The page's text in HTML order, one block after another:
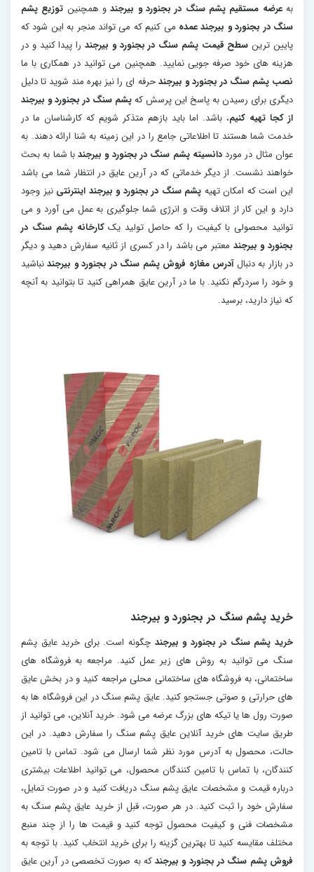
بهعرضه مستقیم پشم سنگ در بجنورد و بیرجند و همچنین توزیع پشم
سنگ در بجنورد و بیرجند عمده می کنیم که می تواند منجر به این شود که
پایین ترین سطح قیمت پشم سنگ در بجنورد و بیرجند را پیدا کنید و در
هزینه های خود صرفه جویی نمایید. همچنین می توانید در همکاری با ما
نصب پشم سنگ در بجنورد و بیرجندحرفه ای را نیز بهره مند شوید تا دلیل
دیگری برای رسیدن به پاسخ این پرسش کهپشم سنگ در بجنورد و بیرجند
از کجا تهیه کنیم، باشد. اما باید بازهم متذکر شویم که کارشناسان ما در
خدمت شما هستند تا اطلاعاتی جامع را در این زمینه به شنا ارائه دهند. به
عوان مثال در مورددانسیته پشم سنگ در بجنورد و بیرجندبا شما به بحث
خواهند نشست. از دیگر خدماتی که در آرین عایق در انتظار شما می باشد
این است که امکان تهیه پشم سنگ در بجنورد و بیرجند اینترنتی نیز وجود
دارد و این کار از اتلاف وقت و انرژی شما جلوگیری به عمل می آورد و می
توانید محصولی با کیفیت را که حاصل تولید یککارخانه پشم سنگ در
بجنورد و بیرجند معتبر می باشد را در کسری از ثانیه سفارش دهید و دیگر
در بازار به دنبالآدرس مغازه فروش پشم سنگ در بجنورد و بیرجندنباشید
و خود را سردرگم نکنید. با ما در آرین عایق همراهی کنید تا بتوانید به آنچه
که نیاز دارید، برسید.
خرید پشم سنگ در بجنورد و بیرجند
خرید پشم سنگ در بجنورد و بیرجندچگونه است. برای خرید عایق پشم
سنگ می توانید به روش های زیر عمل کنید. مراجعه به فروشگاه های
ساختمانی، به فروشگاه های ساختمانی محلی مراجعه کنید و در بخش عایق
های حرارتی و صوتی جستجو کنید. عایق پشم سنگ در این فروشگاه ها به
صورت رول ها یا تیکه های بزرگ عرضه می شود. خرید آنلاین، می توانید از
طریق سایت های خرید آنلاین عایق پشم سنگ را سفارش دهید. در این
حالت، محصول به آدرس مورد نظر شما ارسال می شود. تماس با تامین
کنندگان، با تماس با تامین کنندگان محصول، می توانید اطلاعات بیشتری
درباره قیمت و مشخصات عایق پشم سنگ دریافت کنید و در صورت تمایل،
سفارش خود را ثبت کنید. در هر صورت، قبل از خرید عایق پشم سنگ به
مشخصات فنی و کیفیت محصول توجه کنید و قیمت ها را از چند منبع
مختلف مقایسه کنید تا بهترین گزینه را برای خرید انتخاب کنید. با توجه به
فروش پشم سنگ در بجنورد و بیرجندکه به صورت تخصصی در آرین عایق